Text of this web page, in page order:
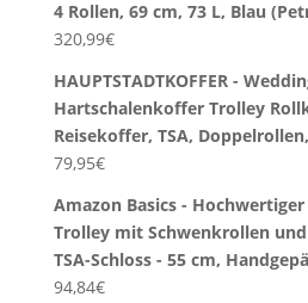
4 Rollen, 69 cm, 73 L, Blau
320,99€
HAUPTSTADTKOFFER -
Hartschalenkoffer Trolley
Reisekoffer, TSA,
79,95€
Amazon Basics -
Trolley mit Schwenkrollen
TSA-Schloss - 55 cm,
94,84€